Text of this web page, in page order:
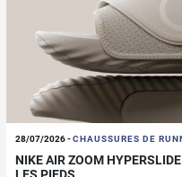
28/07/2026-CHAUSSURES DE
NIKE AIR ZOOM